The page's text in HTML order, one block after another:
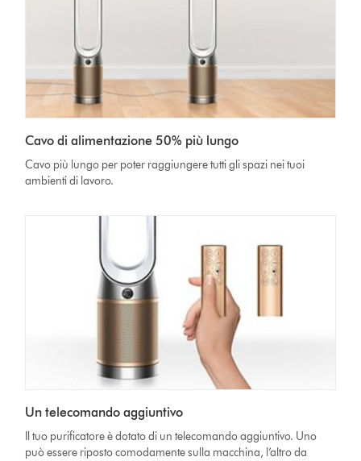
Cavo di alimentazione 50% più lungo
Cavo più lungo per poter raggiungere tutti gli spazi nei tuoi
ambienti di lavoro.
Un telecomando aggiuntivo
Il tuo purificatore è dotato di un telecomando aggiuntivo. Uno
può essere riposto comodamente sulla macchina, l’altro da